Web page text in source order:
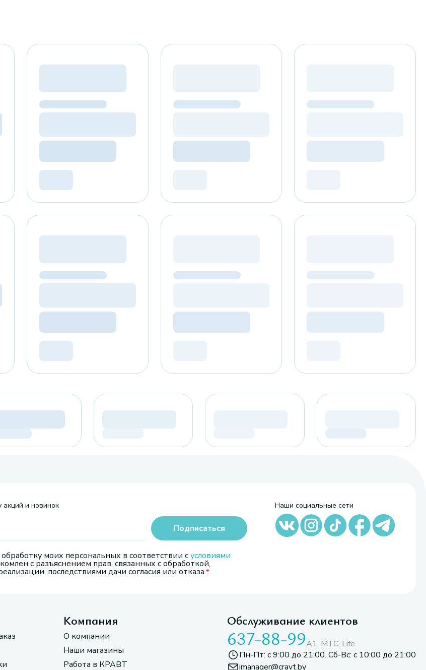
акций и новинок
моих персональных в соответствии сусловиями
с разъяснением прав, связанных с обработкой,
последствиями дачи согласия или отказа.
Подписаться
Наши социальные сети
Компания
О компании
Наши магазины
Работа в КРАВТ
Обслуживание клиентов
637-88-99A1, МТС, Life
Пн-Пт: с 9:00 до 21:00. Сб-Вс: с 10:00 до 21:00
imanager@cravt.by